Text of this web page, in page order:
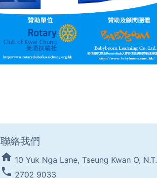
聯絡我們
home 10 Yuk Nga Lane, Tseung Kwan O, N.T.
phone 2702 9033